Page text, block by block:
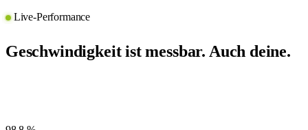
Live-Performance
Geschwindigkeit ist messbar. Auch deine.